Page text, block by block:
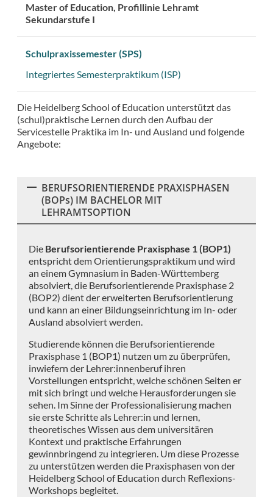
Master of Education, Profillinie Lehramt
Sekundarstufe I
Schulpraxissemester (SPS)
Integriertes Semesterpraktikum (ISP)
Die Heidelberg School of Education unterstützt das
(schul)praktische Lernen durch den Aufbau der
Servicestelle Praktika im In- und Ausland und folgende
Angebote:
BERUFSORIENTIERENDE PRAXISPHASEN
(BOPs) IM BACHELOR MIT
LEHRAMTSOPTION
Die Berufsorientierende Praxisphase 1 (BOP1)
entspricht dem Orientierungspraktikum und wird
an einem Gymnasium in Baden-Württemberg
absolviert, die Berufsorientierende Praxisphase 2
(BOP2) dient der erweiterten Berufsorientierung
und kann an einer Bildungseinrichtung im In- oder
Ausland absolviert werden.
Studierende können die Berufsorientierende
Praxisphase 1 (BOP1) nutzen um zu überprüfen,
inwiefern der Lehrer:innenberuf ihren
Vorstellungen entspricht, welche schönen Seiten er
mit sich bringt und welche Herausforderungen sie
sehen. Im Sinne der Professionalisierung machen
sie erste Schritte als Lehrer:in und lernen,
theoretisches Wissen aus dem universitären
Kontext und praktische Erfahrungen
gewinnbringend zu integrieren. Um diese Prozesse
zu unterstützen werden die Praxisphasen von der
Heidelberg School of Education durch Reflexions-
Workshops begleitet.